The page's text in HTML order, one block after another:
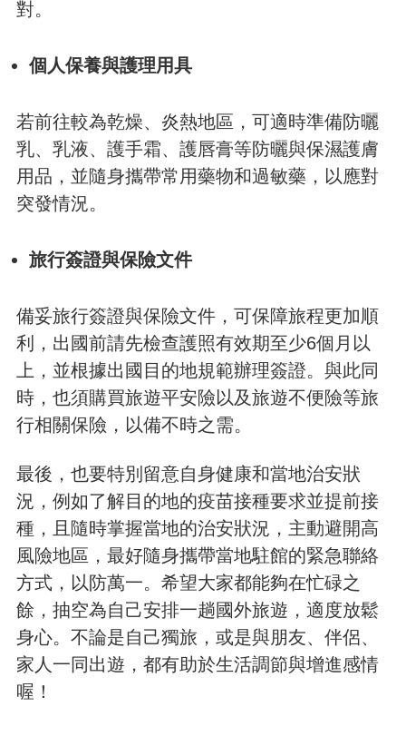
對。
個人保養與護理用具
若前往較為乾燥、炎熱地區，可適時準備防曬
乳、乳液、護手霜、護唇膏等防曬與保濕護膚
用品，並隨身攜帶常用藥物和過敏藥，以應對
突發情況。
旅行簽證與保險文件
備妥旅行簽證與保險文件，可保障旅程更加順
利，出國前請先檢查護照有效期至少6個月以
上，並根據出國目的地規範辦理簽證。與此同
時，也須購買旅遊平安險以及旅遊不便險等旅
行相關保險，以備不時之需。
最後，也要特別留意自身健康和當地治安狀
況，例如了解目的地的疫苗接種要求並提前接
種，且隨時掌握當地的治安狀況，主動避開高
風險地區，最好隨身攜帶當地駐館的緊急聯絡
方式，以防萬一。希望大家都能夠在忙碌之
餘，抽空為自己安排一趟國外旅遊，適度放鬆
身心。不論是自己獨旅，或是與朋友、伴侶、
家人一同出遊，都有助於生活調節與增進感情
喔！